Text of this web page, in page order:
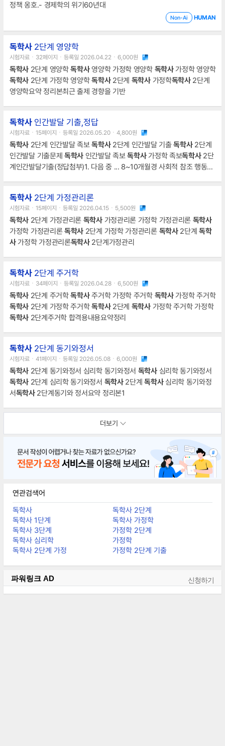
정책 옹호.- 경제학의 위기60년대
Non-Ai HUMAN
독학사 2단계 영양학
시험자료ㆍ32페이지ㆍ등록일 2026.04.22ㆍ6,000원
독학사 2단계 영양학독학사영양학 가정학 영양학 독학사가정학 영양학
독학사 2단계 가정학 영양학독학사2단계 독학사가정학독학사2단계
영양학요약 정리본최근 출제 경향을 기반
독학사 인간발달 기출,정답
시험자료ㆍ15페이지ㆍ등록일 2026.05.20ㆍ4,800원
독학사 2단계 인간발달 족보독학사2단계 인간발달 기출독학사2단계
인간발달 기출문제 독학사 인간발달 족보독학사가정학 족보독학사2단
계인간발달기출(정답첨부)1. 다음 중 ... 8~10개월경 사회적 참조 행동이
베이와 메이어
독학사 2단계 가정관리론
시험자료ㆍ15페이지ㆍ등록일 2026.04.15ㆍ5,500원
독학사 2단계 가정관리론 독학사가정관리론 가정학 가정관리론 독학사
가정학 가정관리론독학사 2단계 가정학 가정관리론 독학사2단계독학
사가정학 가정관리론독학사2단계가정관리
독학사 2단계 주거학
시험자료ㆍ34페이지ㆍ등록일 2026.04.28ㆍ6,500원
독학사 2단계 주거학독학사주거학 가정학 주거학 독학사가정학 주거학
독학사 2단계 가정학 주거학독학사2단계 독학사가정학 주거학 가정학
독학사 2단계주거학 합격용내용요약정리
독학사 2단계 동기와정서
시험자료ㆍ41페이지ㆍ등록일 2026.05.08ㆍ6,000원
독학사 2단계 동기와정서 심리학 동기와정서 독학사심리학 동기와정서
독학사 2단계 심리학 동기와정서 독학사2단계독학사심리학 동기와정
서독학사2단계동기와 정서요약 정리본1
더보기
연관검색어
독학사
독학사 2단계
독학사 1단계
독학사 가정학
독학사 3단계
가정학 2단계
독학사 심리학
가정학
독학사 2단계 가정
가정학 2단계 기출
파워링크 AD 신청하기